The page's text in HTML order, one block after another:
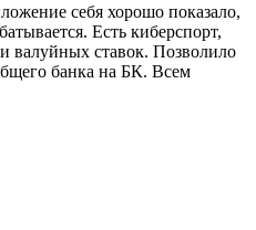
себя хорошо показало,
Есть киберспорт,
валуйных ставок. Позволило
банка на БК. Всем